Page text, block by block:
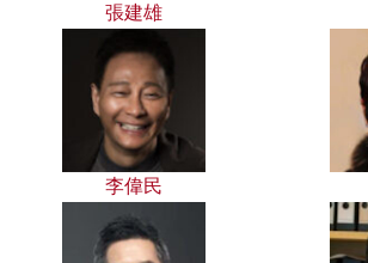
張建雄
李偉民